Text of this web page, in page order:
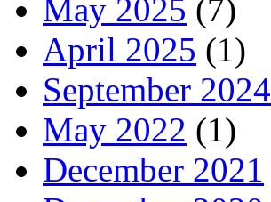
May 2025 (7)
April 2025 (1)
September 2024
May 2022 (1)
December 2021